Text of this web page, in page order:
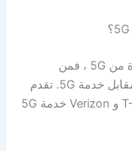
بينما تحتاج بالتأكيد إلى هاتف 5G للاستفادة من 5G ، فمن
المحتمل ألا تضطر إلى دفع رسوم إضافية مقابل خدمة 5G. تقدم
شركات النقل الكبرى مثل AT&T و T-Mobile و Verizon خدمة 5G